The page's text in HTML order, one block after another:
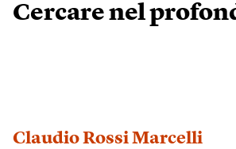
Cercare nel
Claudio Rossi Marcelli